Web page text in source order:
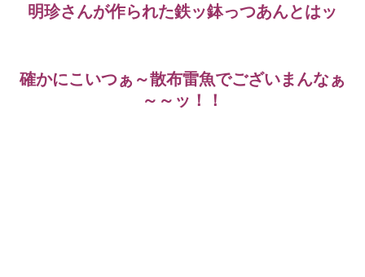
明珍さんが作られた鉄ッ鉢っつあんとはッ
確かにこいつぁ～散布雷魚でございまんなぁ
～～ッ！！